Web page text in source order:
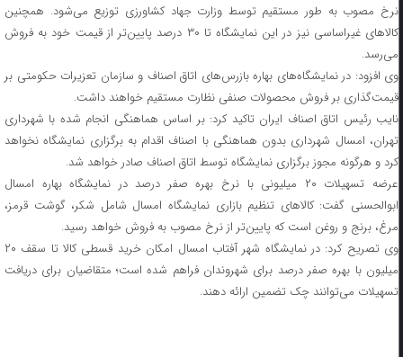
نرخ مصوب به طور مستقیم توسط وزارت جهاد کشاورزی توزیع می‌شود. همچنین
کالاهای غیراساسی نیز در این نمایشگاه تا ۳۰ درصد پایین‌تر از قیمت خود به فروش
می‌رسد.
وی افزود: در نمایشگاه‌های بهاره بازرس‌های اتاق اصناف و سازمان تعزیرات حکومتی بر
قیمت‌گذاری بر فروش محصولات صنفی نظارت مستقیم خواهند داشت.
نایب رئیس اتاق اصناف ایران تاکید کرد: بر اساس هماهنگی انجام شده با شهرداری
تهران، امسال شهرداری بدون هماهنگی با اصناف اقدام به برگزاری نمایشگاه نخواهد
کرد و هرگونه مجوز برگزاری نمایشگاه توسط اتاق اصناف صادر خواهد شد.
عرضه تسهیلات ۲۰ میلیونی با نرخ بهره صفر درصد در نمایشگاه بهاره امسال
ابوالحسنی گفت: کالاهای تنظیم بازاری نمایشگاه امسال شامل شکر، گوشت قرمز،
مرغ، برنج و روغن است که پایین‌تر از نرخ مصوب به فروش خواهد رسید.
وی تصریح کرد: در نمایشگاه شهر آفتاب امسال امکان خرید قسطی کالا تا سقف ۲۰
میلیون با بهره صفر درصد برای شهروندان فراهم شده است؛ متقاضیان برای دریافت
تسهیلات می‌توانند چک تضمین ارائه دهند.